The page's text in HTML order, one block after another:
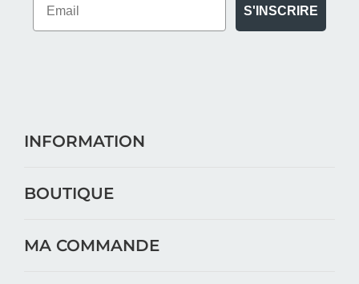
S'INSCRIRE
INFORMATION
BOUTIQUE
MA COMMANDE